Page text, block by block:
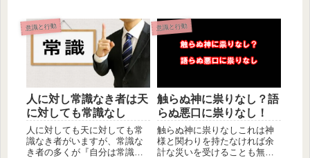
意識と行動
人に対し常識なき者は天
に対しても常識なし
人に対しても天に対しても常
識なき者がいますが、常識な
き者の多くが『自分は常識が
意識と行動
触らぬ神に祟りなし？語
らぬ悪口に祟りなし！
触らぬ神に祟りなしこれは神
様と関わりを持たなければ余
計な災いを受けることも無い